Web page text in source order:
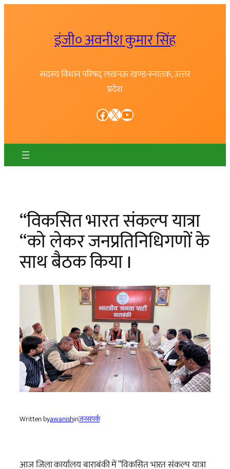
इंजी० अवनीश कुमार सिंह
सदस्य विधान परिषद् लखनऊ खण्ड-स्नातक, उत्त्तर
प्रदेश
Facebook X YouTube
“विकसित भारत संकल्प यात्रा
“को लेकर जनप्रतिनिधिगणों के
साथ बैठक किया I
Written byawanishinजनसंपर्क
आज जिला कार्यालय बाराबंकी में “विकसित भारत संकल्प यात्रा